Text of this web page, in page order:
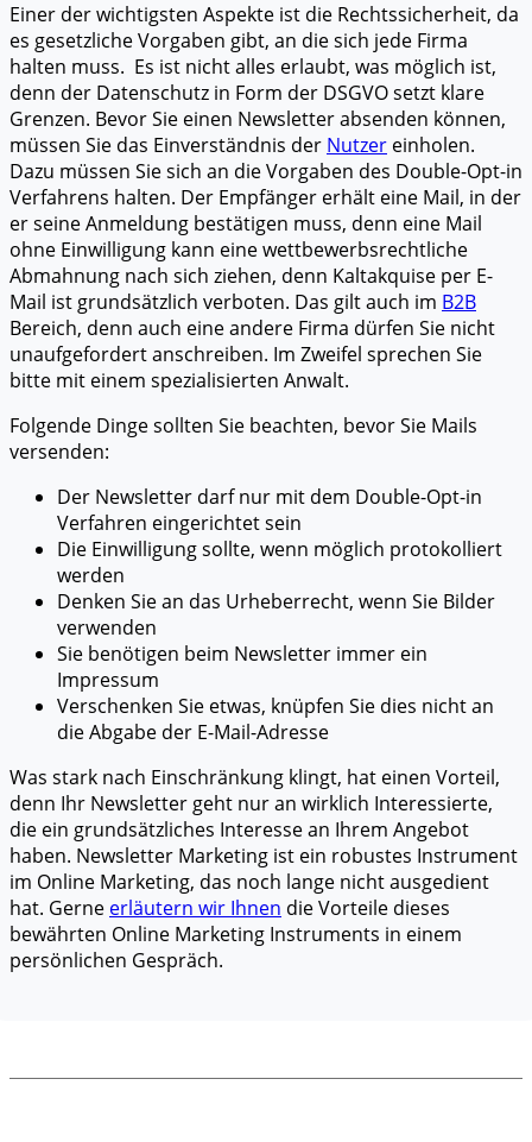
Einer der wichtigsten Aspekte ist die Rechtssicherheit, da
es gesetzliche Vorgaben gibt, an die sich jede Firma
halten muss. Es ist nicht alles erlaubt, was möglich ist,
denn der Datenschutz in Form der DSGVO setzt klare
Grenzen. Bevor Sie einen Newsletter absenden können,
müssen Sie das Einverständnis der Nutzer einholen.
Dazu müssen Sie sich an die Vorgaben des Double-Opt-in
Verfahrens halten. Der Empfänger erhält eine Mail, in der
er seine Anmeldung bestätigen muss, denn eine Mail
ohne Einwilligung kann eine wettbewerbsrechtliche
Abmahnung nach sich ziehen, denn Kaltakquise per E-
Mail ist grundsätzlich verboten. Das gilt auch im B2B
Bereich, denn auch eine andere Firma dürfen Sie nicht
unaufgefordert anschreiben. Im Zweifel sprechen Sie
bitte mit einem spezialisierten Anwalt.
Folgende Dinge sollten Sie beachten, bevor Sie Mails
versenden:
Der Newsletter darf nur mit dem Double-Opt-in
Verfahren eingerichtet sein
Die Einwilligung sollte, wenn möglich protokolliert
werden
Denken Sie an das Urheberrecht, wenn Sie Bilder
verwenden
Sie benötigen beim Newsletter immer ein
Impressum
Verschenken Sie etwas, knüpfen Sie dies nicht an
die Abgabe der E-Mail-Adresse
Was stark nach Einschränkung klingt, hat einen Vorteil,
denn Ihr Newsletter geht nur an wirklich Interessierte,
die ein grundsätzliches Interesse an Ihrem Angebot
haben. Newsletter Marketing ist ein robustes Instrument
im Online Marketing, das noch lange nicht ausgedient
hat. Gerne erläutern wir Ihnen die Vorteile dieses
bewährten Online Marketing Instruments in einem
persönlichen Gespräch.